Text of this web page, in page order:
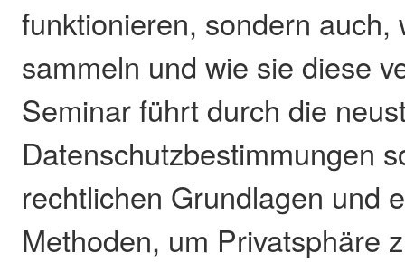
funktionieren, sondern auch,
sammeln und wie sie diese
Seminar führt durch die
Datenschutzbestimmungen
rechtlichen Grundlagen und
Methoden, um Privatsphäre